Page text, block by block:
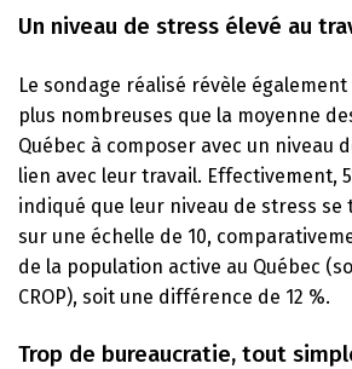
Un niveau de stress élevé au
Le sondage réalisé révèle également
plus nombreuses que la moyenne
Québec à composer avec un niveau
lien avec leur travail. Effectivement,
indiqué que leur niveau de stress se
sur une échelle de 10,
de la population active au Québec
CROP), soit une différence de 12 %.
Trop de bureaucratie, tout